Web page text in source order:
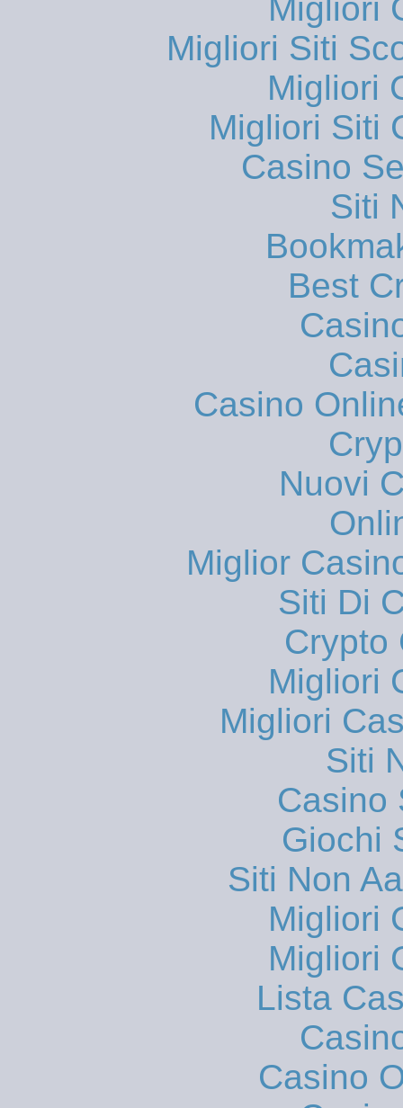
Migliori
Migliori Siti
Migliori
Migliori Siti
Casino
Siti
Best
Casino
Nuovi
Miglior
Siti Di
Crypto
Migliori
Migliori
Siti
Casino
Giochi
Siti Non
Migliori
Migliori
Lista
Casino